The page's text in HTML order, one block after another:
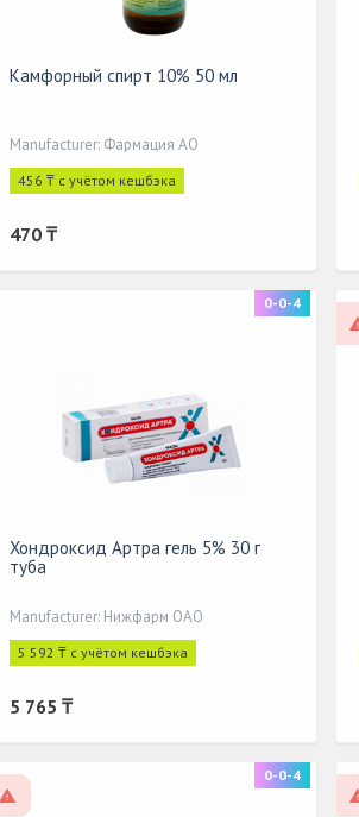
Камфорный спирт 10% 50 мл
Manufacturer: Фармация АО
456 ₸ с учётом кешбэка
470 ₸
0-0-4
Хондроксид Aртра гель 5% 30 г
туба
Manufacturer: Нижфарм ОАО
5 592 ₸ с учётом кешбэка
5 765 ₸
0-0-4